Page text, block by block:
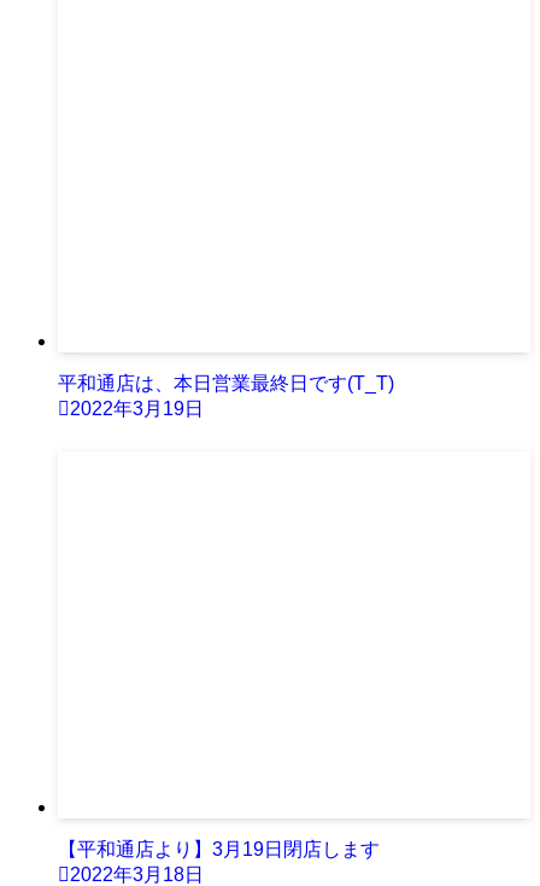
平和通店は、本日営業最終日です(T_T)
2022年3月19日
【平和通店より】3月19日閉店します
2022年3月18日